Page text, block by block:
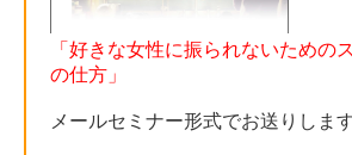
「好きな女性に振られないための
の仕方」
メールセミナー形式でお送りします